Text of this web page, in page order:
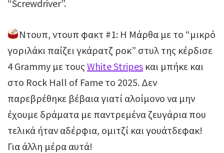
“Screwdriver”.
Nτουπ, ντουπ φακτ #1: H Μάρθα με το “μικρό
γοριλάκι παίζει γκάρατζ ροκ” στυλ της κέρδισε
4 Grammy με τους White Stripes και μπήκε και
στο Rock Hall of Fame το 2025. Δεν
παρεβρέθηκε βέβαια γιατί αλοίμονο να μην
έχουμε δράματα με παντρεμένα ζευγάρια που
τελικά ήταν αδέρφια, ομιτζί και γουάτδεφακ!
Για άλλη μέρα αυτά!